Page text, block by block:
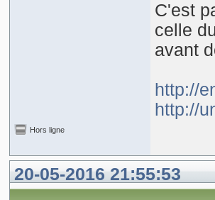
C'est
celle
avant
http://
http://
Hors ligne
20-05-2016 21:55:53